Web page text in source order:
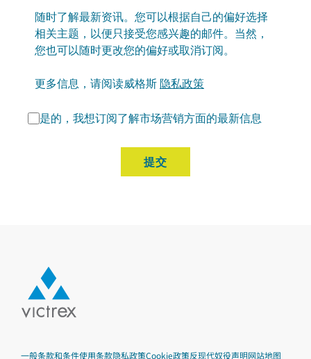
随时了解最新资讯。您可以根据自己的偏好选择
相关主题，以便只接受您感兴趣的邮件。当然，
您也可以随时更改您的偏好或取消订阅。
更多信息，请阅读威格斯隐私政策
是的，我想订阅了解市场营销方面的最新信息
提交
一般条款和条件使用条款隐私政策Cookie政策反现代奴役声明网站地图